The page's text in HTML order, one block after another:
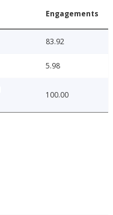
Engagements
83.92
5.98
100.00